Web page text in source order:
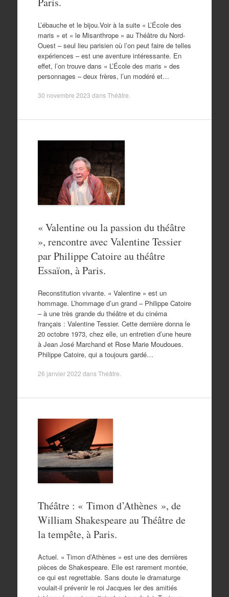
L’ébauche et le bijou.Voir à la suite « L’École des
maris » et « le Misanthrope » au Théâtre du Nord-
Ouest – seul lieu parisien où l’on peut faire de telles
expériences – est une aventure intéressante. En
effet, l’on trouve dans « L’École des maris » des
personnages – deux frères, l’un modéré et…
30 novembre 2023 dansThéâtre
« Valentine ou la passion du théâtre
», rencontre avec Valentine Tessier
par Philippe Catoire au théâtre
Essaïon, à Paris.
Reconstitution vivante. « Valentine » est un
hommage. L’hommage d’un grand – Philippe Catoire
– à une très grande du théâtre et du cinéma
français : Valentine Tessier. Cette dernière donna le
20 octobre 1973, chez elle, un entretien d’une heure
à Jean José Marchand et Rose Marie Moudoues.
Philippe Catoire, qui a toujours gardé…
26 janvier 2022 dansThéâtre
Théâtre : « Timon d’Athènes », de
William Shakespeare au Théâtre de
la tempête, à Paris.
Actuel. « Timon d’Athènes » est une des dernières
pièces de Shakespeare. Elle est rarement montée,
ce qui est regrettable. Sans doute le dramaturge
voulait-il prévenir le roi Jacques Ier des amitiés